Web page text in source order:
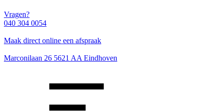
Vragen?
040 304 0054
Maak direct online een afspraak
Marconilaan 26 5621 AA Eindhoven